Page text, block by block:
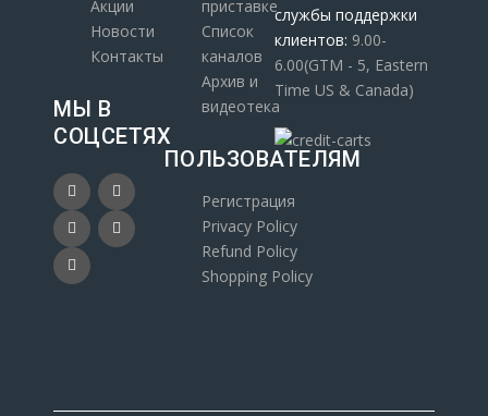
Акции
Новости
Контакты
МЫ В
СОЦСЕТЯХ
приставке
Список
каналов
Архив и
видеотека
ПОЛЬЗОВАТЕЛЯМ
Регистрация
Privacy Policy
Refund Policy
Shopping Policy
службы поддержки
клиентов: 9.00-
6.00(GTM - 5, Eastern
Time US & Canada)